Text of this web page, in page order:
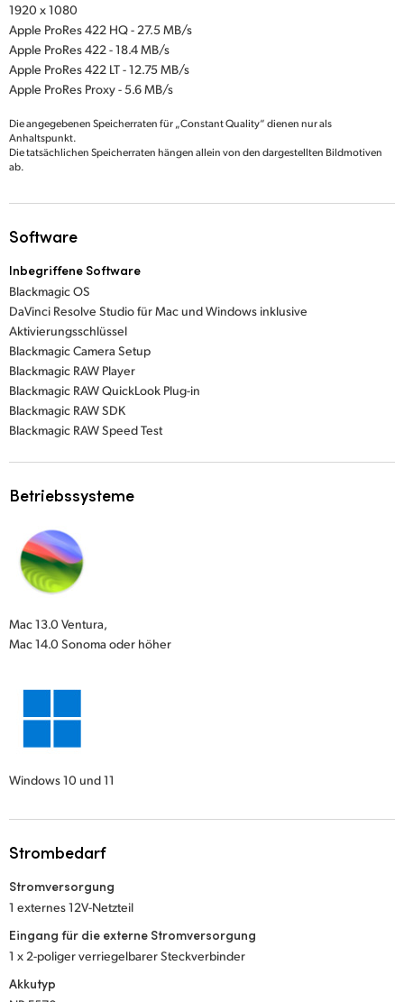
1920 x 1080
Apple ProRes 422 HQ - 27.5 MB/s
Apple ProRes 422 - 18.4 MB/s
Apple ProRes 422 LT - 12.75 MB/s
Apple ProRes Proxy - 5.6 MB/s
Die angegebenen Speicherraten für „Constant Quality“ dienen nur als
Anhaltspunkt.
Die tatsächlichen Speicherraten hängen allein von den dargestellten Bildmotiven
ab.
Software
Inbegriffene Software
Blackmagic OS
DaVinci Resolve Studio für Mac und Windows inklusive
Aktivierungsschlüssel
Blackmagic Camera Setup
Blackmagic RAW Player
Blackmagic RAW QuickLook Plug-in
Blackmagic RAW SDK
Blackmagic RAW Speed Test
Betriebssysteme
Mac 13.0 Ventura,
Mac 14.0 Sonoma oder höher
Windows 10 und 11
Strombedarf
Stromversorgung
1 externes 12V-Netzteil
Eingang für die externe Stromversorgung
1 x 2-poliger verriegelbarer Steckverbinder
Akkutyp